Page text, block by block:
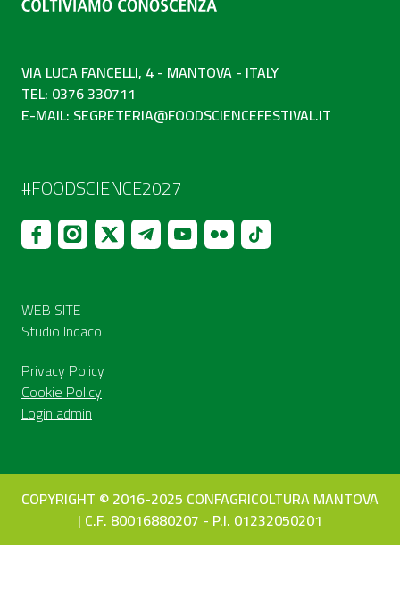
VIA LUCA FANCELLI, 4 - MANTOVA - ITALY
TEL: 0376 330711
E-MAIL: SEGRETERIA@FOODSCIENCEFESTIVAL.IT
#FOODSCIENCE2027
WEB SITE
Studio Indaco
Privacy Policy
Cookie Policy
Login admin
COPYRIGHT © 2016-2025 CONFAGRICOLTURA MANTOVA
| C.F. 80016880207 - P.I. 01232050201